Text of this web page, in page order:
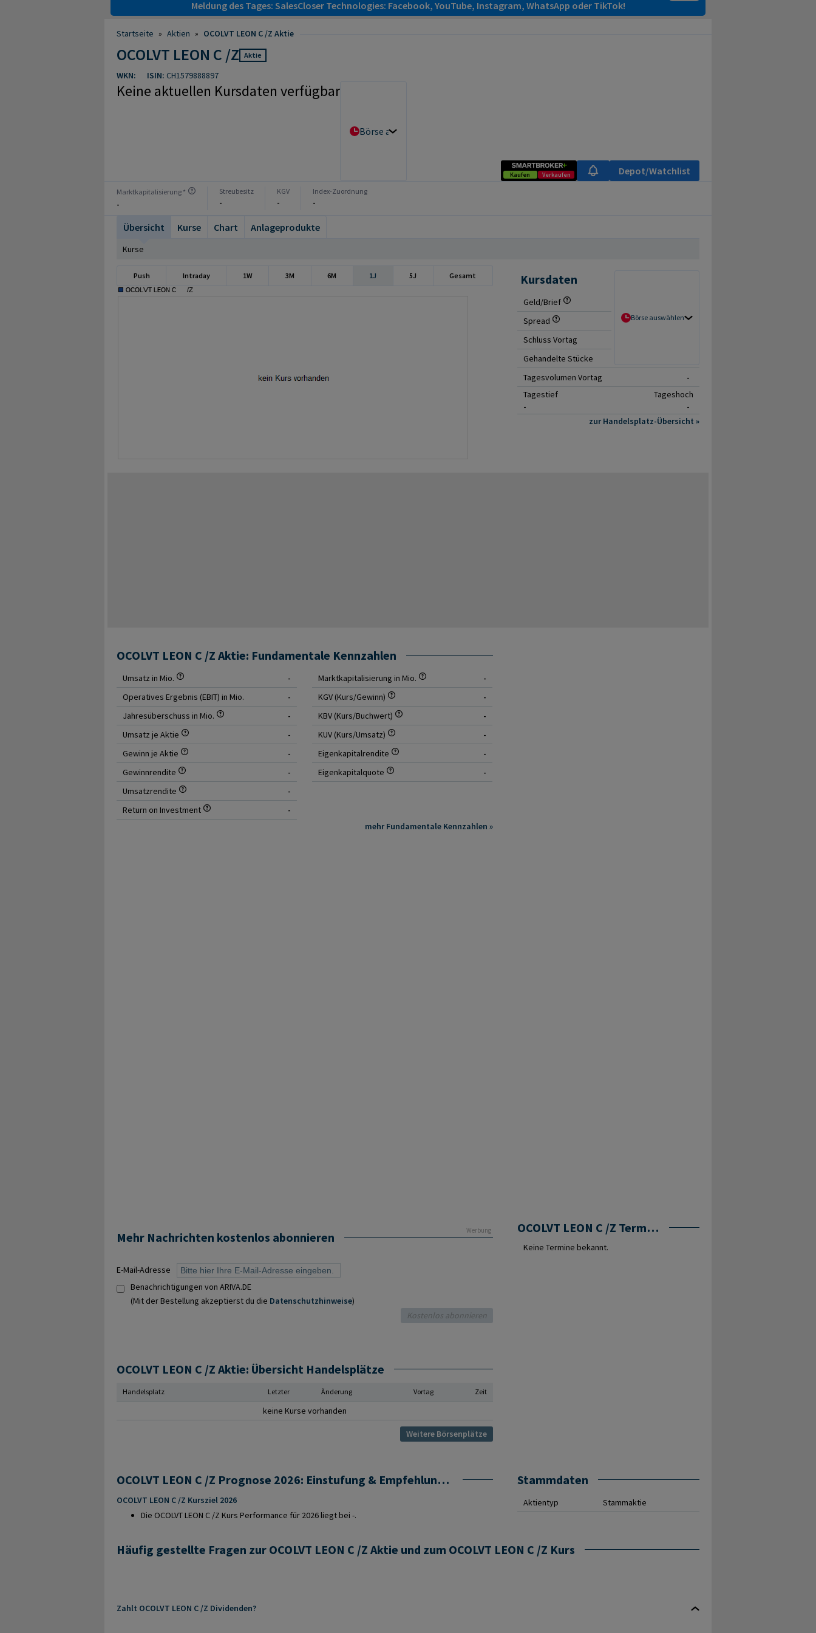
Meldung des Tages: SalesCloser Technologies: Facebook, YouTube, Instagram, WhatsApp oder TikTok!
Startseite » Aktien » OCOLVT LEON C /Z Aktie
OCOLVT LEON C /Z Aktie
WKN: ISIN: CH1579888897
Keine aktuellen Kursdaten verfügbar
Börse auswählen
Kaufen Verkaufen Depot/Watchlist
Marktkapitalisierung *
-
Streubesitz
-
KGV
-
Index-Zuordnung
-
Übersicht Kurse Chart Anlageprodukte
Kurse
Push Intraday 1W 3M 6M 1J 5J Gesamt Kursdaten
Börse auswählen
Geld/Brief
Spread
-
Schluss Vortag
Gehandelte Stücke
Tagesvolumen Vortag
-
Tagestief
-
Tageshoch
-
zur Handelsplatz-Übersicht »
OCOLVT LEON C /Z Aktie: Fundamentale Kennzahlen
Umsatz in Mio.
-
Operatives Ergebnis (EBIT) in Mio.
-
Jahresüberschuss in Mio.
-
Umsatz je Aktie
-
Gewinn je Aktie
-
Gewinnrendite
-
Umsatzrendite
-
Return on Investment
-
Marktkapitalisierung in Mio.
-
KGV (Kurs/Gewinn)
-
KBV (Kurs/Buchwert)
-
KUV (Kurs/Umsatz)
-
Eigenkapitalrendite
-
Eigenkapitalquote
-
mehr Fundamentale Kennzahlen »
Werbung
Mehr Nachrichten kostenlos abonnieren
E-Mail-Adresse
Benachrichtigungen von ARIVA.DE
(Mit der Bestellung akzeptierst du die Datenschutzhinweise)
OCOLVT LEON C /Z Termine
Keine Termine bekannt.
OCOLVT LEON C /Z Aktie: Übersicht Handelsplätze
Handelsplatz Letzter Änderung Vortag Zeit
keine Kurse vorhanden
Weitere Börsenplätze
OCOLVT LEON C /Z Prognose 2026: Einstufung & Empfehlung von Analysten
OCOLVT LEON C /Z Kursziel 2026
Die OCOLVT LEON C /Z Kurs Performance für 2026 liegt bei -.
Stammdaten
Aktientyp Stammaktie
Häufig gestellte Fragen zur OCOLVT LEON C /Z Aktie und zum OCOLVT LEON C /Z Kurs
Zahlt OCOLVT LEON C /Z Dividenden?